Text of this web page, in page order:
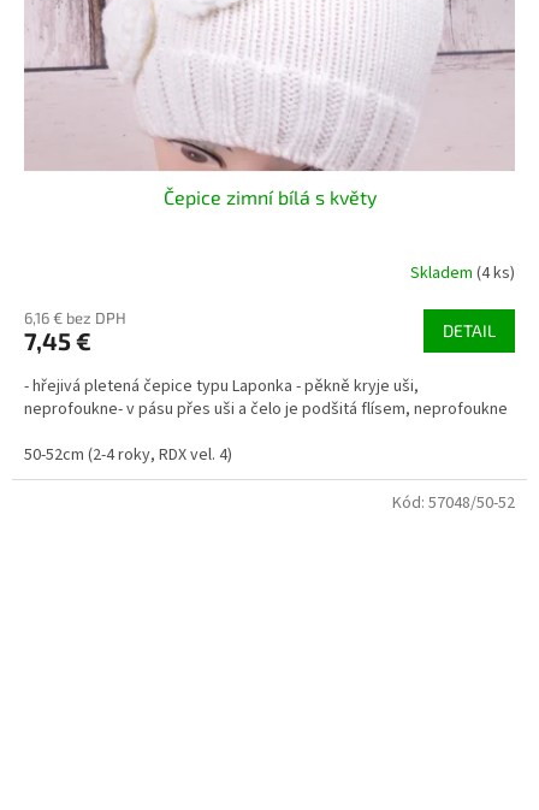
Čepice zimní bílá s květy
Skladem (4 ks)
6,16 € bez DPH
7,45 € DETAIL
- hřejivá pletená čepice typu Laponka - pěkně kryje uši,
neprofoukne- v pásu přes uši a čelo je podšitá flísem, neprofoukne
50-52cm (2-4 roky, RDX vel. 4)
Kód: 57048/50-52